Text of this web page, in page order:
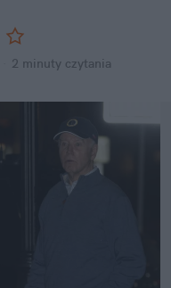
2 minuty czytania